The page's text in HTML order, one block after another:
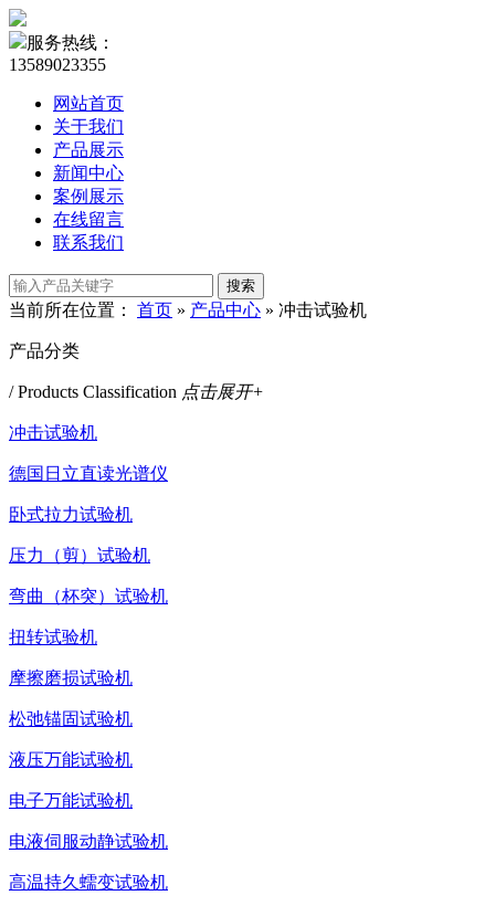
服务热线：
13589023355
网站首页
关于我们
产品展示
新闻中心
案例展示
在线留言
联系我们
当前所在位置： 首页 » 产品中心 » 冲击试验机
产品分类
/ Products Classification 点击展开+
冲击试验机
德国日立直读光谱仪
卧式拉力试验机
压力（剪）试验机
弯曲（杯突）试验机
扭转试验机
摩擦磨损试验机
松弛锚固试验机
液压万能试验机
电子万能试验机
电液伺服动静试验机
高温持久蠕变试验机